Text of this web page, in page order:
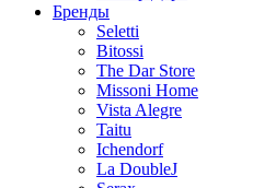
Бренды
Seletti
Bitossi
The Dar Store
Missoni Home
Vista Alegre
Taitu
Ichendorf
La DoubleJ